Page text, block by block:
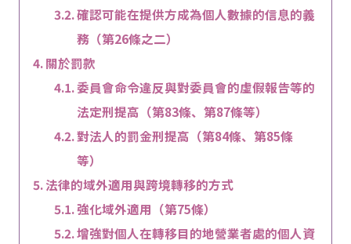
確認可能在提供方成為個人數據的信息的義
務（第26條之二）
關於罰款
委員會命令違反與對委員會的虛假報告等的
法定刑提高（第83條、第87條等）
對法人的罰金刑提高（第84條、第85條
等）
法律的域外適用與跨境轉移的方式
強化域外適用（第75條）
增強對個人在轉移目的地營業者處的個人資